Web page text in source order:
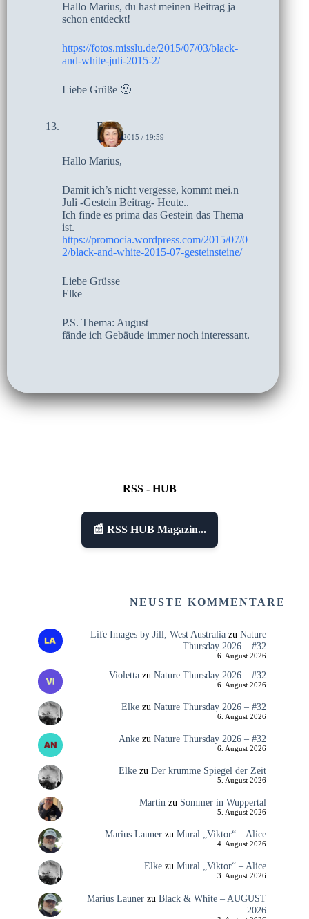
Hallo Marius, du hast meinen Beitrag ja
schon entdeckt!
https://fotos.misslu.de/2015/07/03/black-
and-white-juli-2015-2/
Liebe Grüße 🙂
Elke
2. JULI 2015 / 19:59
Hallo Marius,
Damit ich’s nicht vergesse, kommt mei.n
Juli -Gestein Beitrag- Heute..
Ich finde es prima das Gestein das Thema
ist.
https://promocia.wordpress.com/2015/07/0
2/black-and-white-2015-07-gesteinsteine/
Liebe Grüsse
Elke
P.S. Thema: August
fände ich Gebäude immer noch interessant.
RSS - HUB
📰 RSS HUB Magazin...
NEUSTE KOMMENTARE
Life Images by Jill, West Australiazu Nature
Thursday 2026 – #32
6. August 2026
Violettazu Nature Thursday 2026 – #32
6. August 2026
Elkezu Nature Thursday 2026 – #32
6. August 2026
Ankezu Nature Thursday 2026 – #32
6. August 2026
Elkezu Der krumme Spiegel der Zeit
5. August 2026
Martinzu Sommer in Wuppertal
5. August 2026
Marius Launerzu Mural „Viktor“ – Alice
4. August 2026
Elkezu Mural „Viktor“ – Alice
3. August 2026
Marius Launerzu Black & White – AUGUST
2026